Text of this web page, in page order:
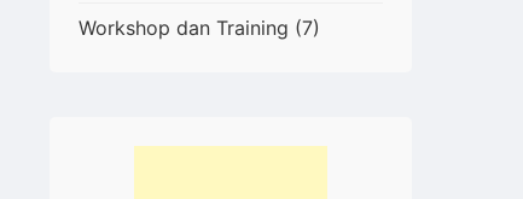
Workshop dan Training (7)